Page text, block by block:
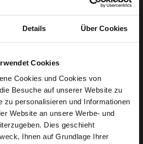
Details Über Cookies
Cookies
Cookies und Cookies von
Besuche auf unserer Website zu
zu personalisieren und Informationen
Website an unsere Werbe- und
Dies geschieht
Ihnen auf Grundlage Ihrer
Mitarbeiter und
gewährleisten, bitten wir
Telefon oder per Email